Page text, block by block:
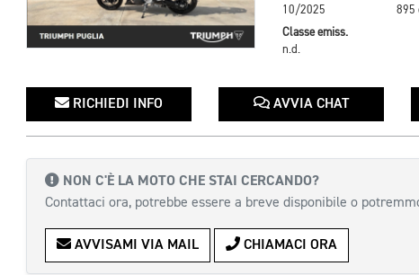
10/2025
895
Classe emiss.
n.d.
RICHIEDI INFO AVVIA CHAT
NON C'È LA MOTO CHE STAI CERCANDO?
Contattaci ora, potrebbe essere a breve disponibile o
AVVISAMI VIA MAIL CHIAMACI ORA